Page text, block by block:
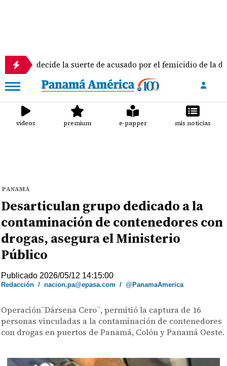
la suerte de acusado por el femicidio de la docente
videos premium e-papper mis noticias
PANAMÁ
Desarticulan grupo dedicado a la
contaminación de contenedores con
drogas, asegura el Ministerio
Público
Publicado 2026/05/12 14:15:00
Redacción /nacion.pa@epasa.com /@PanamaAmerica
Operación¨Dársena Cero¨, permitió la captura de 16
personas vinculadas a la contaminación de contenedores
con drogas en puertos de Panamá, Colón y Panamá Oeste.